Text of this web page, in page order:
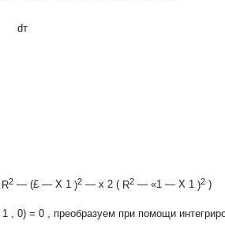
dт
R2 — (£ — X 1 )2 — x 2 ( R2 — «1 — X 1 )2 )
1 , 0) = 0
, преобразуем при помощи